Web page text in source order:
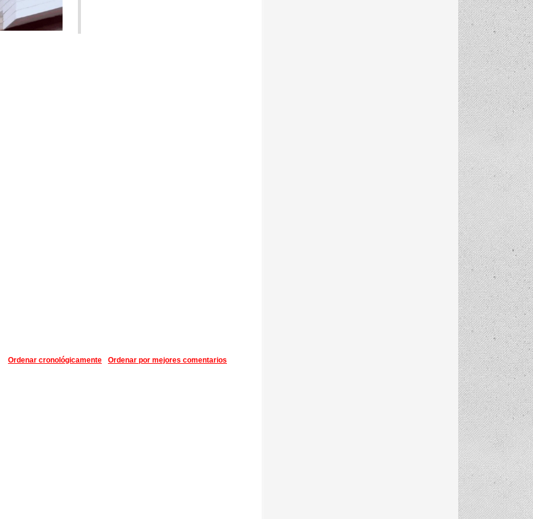
Ordenar por mejores comentarios
Ordenar cronológicamente